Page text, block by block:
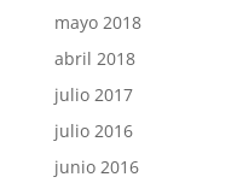
mayo 2018
abril 2018
julio 2017
julio 2016
junio 2016